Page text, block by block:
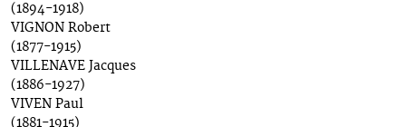
(1894-1918)
VIGNON Robert
(1877-1915)
VILLENAVE Jacques
(1886-1927)
VIVEN Paul